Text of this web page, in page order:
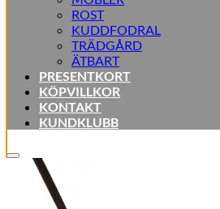
ROST
KUDDFODRAL
TRÄDGÅRD
ÄTBART
PRESENTKORT
KÖPVILLKOR
KONTAKT
KUNDKLUBB